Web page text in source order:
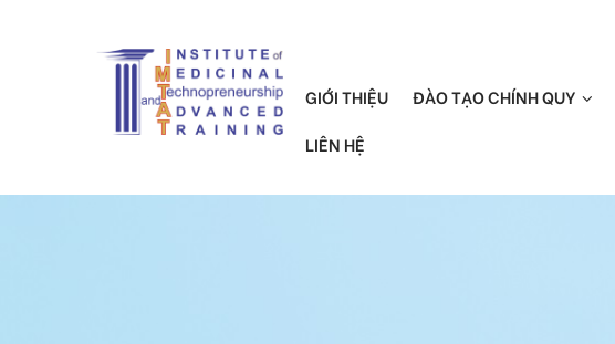
GIỚI THIỆU ĐÀO TẠO CHÍNH QUY
LIÊN HỆ